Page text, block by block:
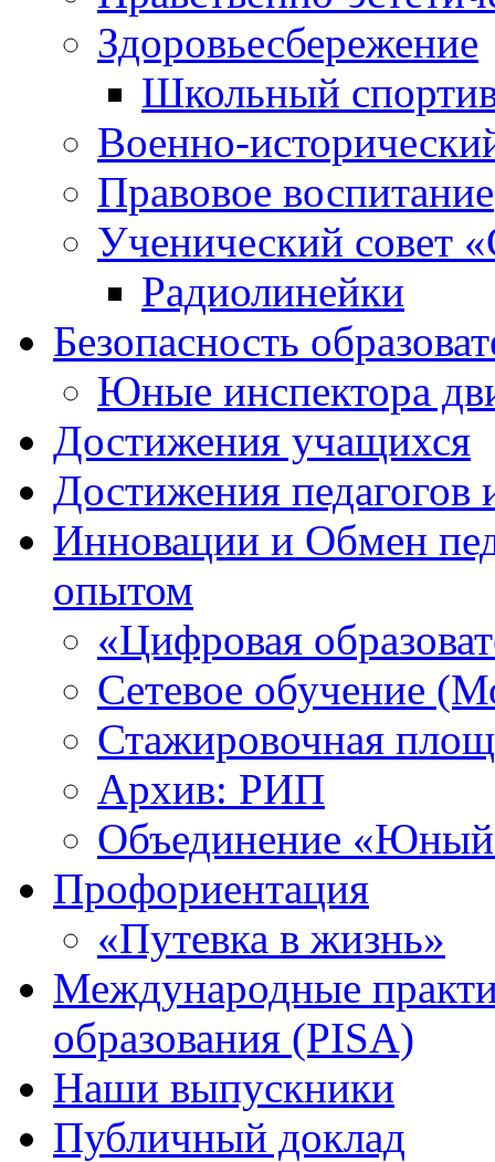
Здоровьесбережение
Школьный
Военно-
Правовое воспитание
Ученический совет
Радиолинейки
Безопасность
Юные инспектора
Достижения учащихся
Достижения
Инновации и Обмен
опытом
«Цифровая
Сетевое обучение
Стажировочная
Архив: РИП
Объединение «Юный
Профориентация
«Путевка в жизнь»
Международные
образования (PISA)
Наши выпускники
Публичный доклад